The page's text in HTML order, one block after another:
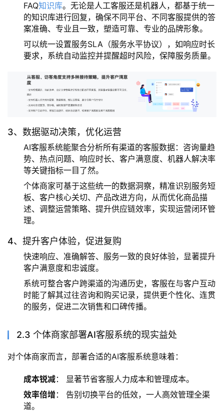
FAQ知识库。无论是人工客服还是机器人，都基于统一
的知识库进行回复，确保不同平台、不同客服提供的答
案准确、专业且一致，塑造可靠、专业的品牌形象。
可以统一设置服务SLA（服务水平协议），如响应时长
要求，系统自动监控并提醒超时风险，保障服务质量。
3、数据驱动决策，优化运营
AI客服系统能聚合分析所有渠道的客服数据：咨询量趋
势、热点问题、响应时长、客户满意度、机器人解决率
等关键指标一目了然。
个体商家可基于这些统一的数据洞察，精准识别服务短
板、客户核心关切、产品改进方向，从而优化商品描
述、调整运营策略、提升供应链效率，实现运营闭环管
理。
4、提升客户体验，促进复购
快速响应、准确解答、服务一致的良好体验，显著提升
客户满意度和忠诚度。
系统可整合客户跨渠道的沟通历史，客服在与客户互动
时能了解其过往咨询和购买记录，提供更个性化、连贯
的服务，促进二次销售和口碑传播。
2.3 个体商家部署AI客服系统的现实益处
对个体商家而言，部署合适的AI客服系统意味着：
成本锐减： 显著节省客服人力成本和管理成本。
效率倍增 ： 告别切换平台的低效，一人高效管理全渠
道。